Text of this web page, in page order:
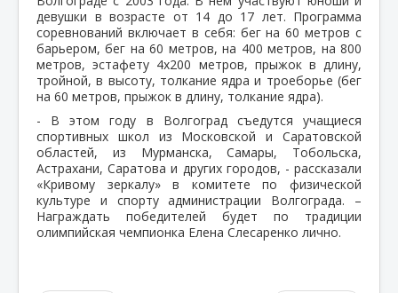
девушки в возрасте от 14 до 17 лет. Программа
соревнований включает в себя: бег на 60 метров с
барьером, бег на 60 метров, на 400 метров, на 800
метров, эстафету 4x200 метров, прыжок в длину,
тройной, в высоту, толкание ядра и троеборье (бег
на 60 метров, прыжок в длину, толкание ядра).
- В этом году в Волгоград съедутся учащиеся
спортивных школ из Московской и Саратовской
областей, из Мурманска, Самары, Тобольска,
Астрахани, Саратова и других городов, - рассказали
«Кривому зеркалу» в комитете по физической
культуре и спорту администрации Волгограда. –
Награждать победителей будет по традиции
олимпийская чемпионка Елена Слесаренко лично.